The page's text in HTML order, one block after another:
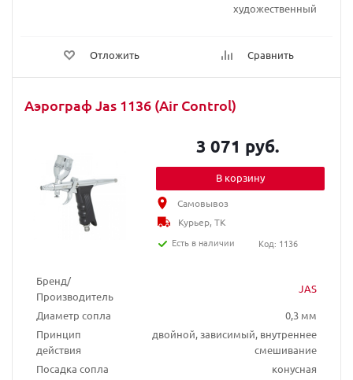
художественный
Отложить Сравнить
Аэрограф Jas 1136 (Air Control)
Бренд/
Производитель
JAS
Диаметр сопла
0,3 мм
Принцип
действия
двойной, зависимый, внутреннее
смешивание
Посадка сопла
конусная
3 071 руб.
В корзину
Самовывоз
Курьер, ТК
Есть в наличии
Код: 1136